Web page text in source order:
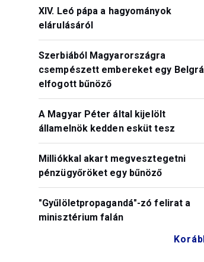
XIV. Leó pápa a hagyományok
elárulásáról
Szerbiából Magyarországra
csempészett embereket egy
elfogott bűnöző
A Magyar Péter által kijelölt
államelnök kedden esküt tesz
Milliókkal akart megvesztegetni
pénzügyőröket egy bűnöző
"Gyűlöletpropagandá"-zó felirat a
minisztérium falán